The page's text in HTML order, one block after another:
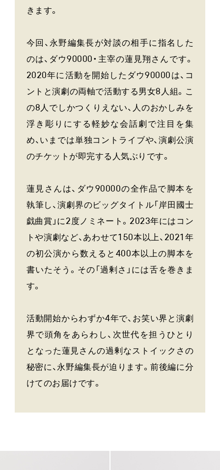
きます。
今回、永野編集長が対談の相手に指名した
のは、ダウ90000・主宰の蓮見翔さんです。
2020年に活動を開始したダウ90000は、コ
ントと演劇の両軸で活動する男女8人組。こ
の8人でしかつくりえない、人のおかしみを
浮き彫りにする軽妙な会話劇で注目を集
め、いまでは単独コントライブや、演劇公演
のチケットが即完する人気ぶりです。
蓮見さんは、ダウ90000の全作品で脚本を
執筆し、演劇界のビッグタイトル「岸田國士
戯曲賞」に2度ノミネート。2023年にはコン
トや演劇など、あわせて150本以上、2021年
の初公演から数えると400本以上の脚本を
書いたそう。その「過剰さ」には舌を巻きま
す。
活動開始からわずか4年で、お笑い界と演劇
界で頭角をあらわし、次世代を担うひとり
となった蓮見さんの過剰なストイックさの
秘密に、永野編集長が迫ります。前後編に分
けてのお届けです。